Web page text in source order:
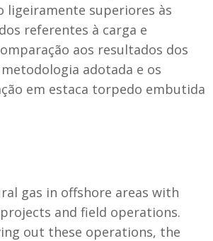
ligeiramente superiores às
referentes à carga e
aos resultados dos
adotada e os
em estaca torpedo embutida
gas in offshore areas with
and field operations.
out these operations, the